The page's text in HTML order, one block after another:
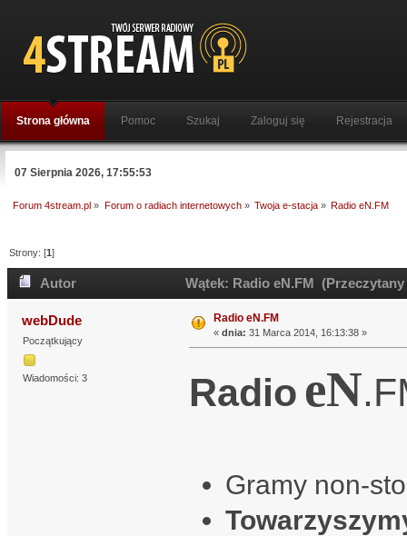
Strona główna Pomoc Szukaj Zaloguj się Rejestracja
07 Sierpnia 2026, 17:55:53
Forum 4stream.pl » Forum o radiach internetowych» Twoja e-stacja» Radio eN.FM
Strony: [1]
Autor Wątek: Radio eN.FM (Przeczytany
webDude
Początkujący
Wiadomości: 3
Radio eN.FM
« dnia: 31 Marca 2014, 16:13:38 »
Radio eN
Gramy non-